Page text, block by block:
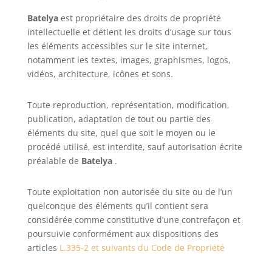
Batelyaest propriétaire des droits de propriété
intellectuelle et détient les droits d’usage sur tous
les éléments accessibles sur le site internet,
notamment les textes, images, graphismes, logos,
vidéos, architecture, icônes et sons.
Toute reproduction, représentation, modification,
publication, adaptation de tout ou partie des
éléments du site, quel que soit le moyen ou le
procédé utilisé, est interdite, sauf autorisation écrite
préalable de Batelya .
Toute exploitation non autorisée du site ou de l’un
quelconque des éléments qu’il contient sera
considérée comme constitutive d’une contrefaçon et
poursuivie conformément aux dispositions des
articles L.335-2 et suivants du Code de Propriété